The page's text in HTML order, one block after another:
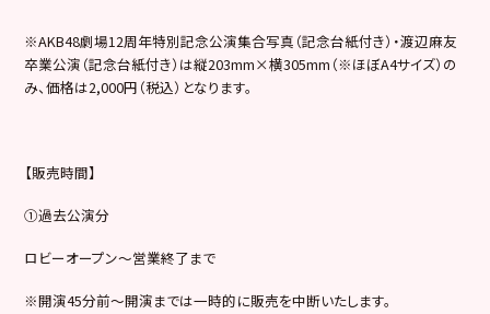
※AKB48劇場12周年特別記念公演集合写真（記念台紙付き）・渡辺麻友
卒業公演（記念台紙付き）は縦203mm×横305mm（※ほぼA4サイズ）の
み、価格は2,000円（税込）となります。
【販売時間】
①過去公演分
ロビーオープン～営業終了まで
※開演45分前～開演までは一時的に販売を中断いたします。